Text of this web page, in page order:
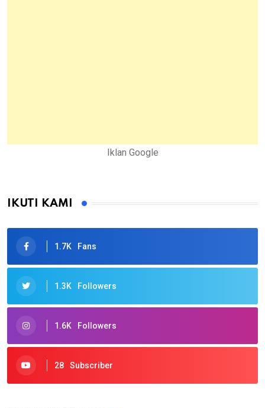
Iklan Google
IKUTI KAMI
1.7K Fans
1.3K Followers
1.6K Followers
28 Subscriber